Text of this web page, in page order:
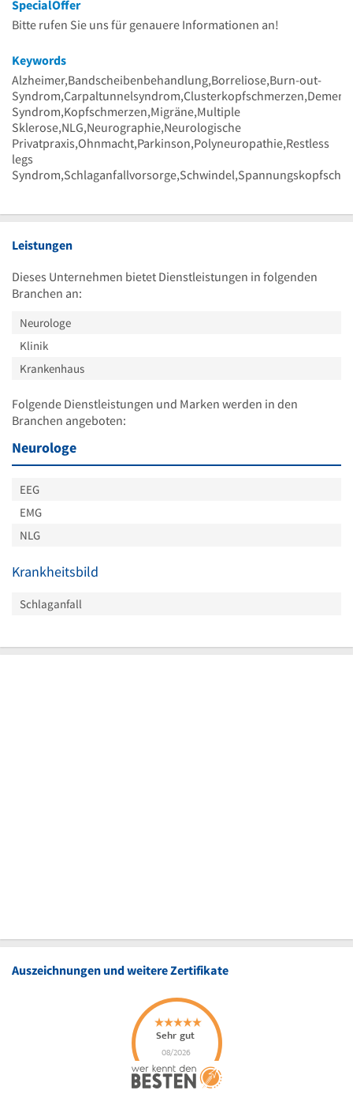
SpecialOffer
Bitte rufen Sie uns für genauere Informationen an!
Keywords
Alzheimer,Bandscheibenbehandlung,Borreliose,Burn-out-
Syndrom,Kopfschmerzen,Migräne,Multiple
Sklerose,NLG,Neurographie,Neurologische
Privatpraxis,Ohnmacht,Parkinson,Polyneuropathie,Restless
legs
Leistungen
Dieses Unternehmen bietet Dienstleistungen in folgenden
Branchen an:
Neurologe
Klinik
Krankenhaus
Folgende Dienstleistungen und Marken werden in den
Branchen angeboten:
Neurologe
EEG
EMG
NLG
Krankheitsbild
Schlaganfall
Auszeichnungen und weitere Zertifikate